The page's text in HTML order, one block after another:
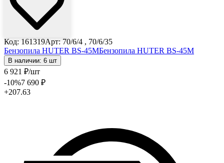
Код: 161319Арт: 70/6/4 , 70/6/35
Бензопила HUTER BS-45МБензопила HUTER BS-45М
В наличии: 6 шт
6 921 ₽/шт
-10%7 690 ₽
+207.63